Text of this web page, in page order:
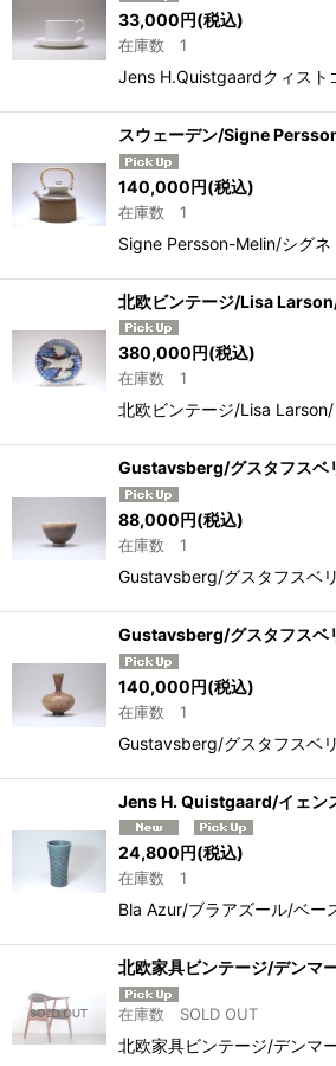
33,000円(税込)
在庫数 1
Jens H.Quistgaardクィスト
スウェーデン/Signe
140,000円(税込)
在庫数 1
Signe Persson-Melin/シグ
北欧ビンテージ/Lisa
380,000円(税込)
在庫数 1
北欧ビンテージ/Lisa
Gustavsberg/グスタフスベ
88,000円(税込)
在庫数 1
Gustavsberg/グスタフスベ
Gustavsberg/グスタフスベ
140,000円(税込)
在庫数 1
Gustavsberg/グスタフスベ
Jens H. Quistgaard/イェン
24,800円(税込)
在庫数 1
Bla Azur/ブラアズール/ベー
北欧家具ビンテージ/デンマ
在庫数 SOLD OUT
北欧家具ビンテージ/デンマ